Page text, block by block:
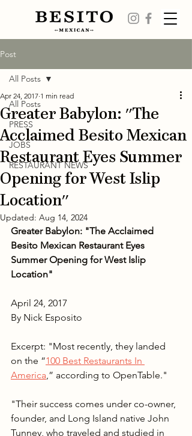
Post
All Posts
PRESS
JOBS
RESTAURANT NEWS
All Posts
Greater Babylon: "The
Acclaimed Besito Mexican
Restaurant Eyes Summer
Opening for West Islip
Location"
Apr 24, 2017 1 min read
Updated: Aug 14, 2024
Greater Babylon: "The Acclaimed
Besito Mexican Restaurant Eyes
Summer Opening for West Islip
Location"
April 24, 2017
By Nick Esposito
Excerpt: "Most recently, they landed
on the “100 Best Restaurants In
America,” according to OpenTable."
"Their success comes under co-owner,
founder, and Long Island native John
Tunney, who traveled and studied in